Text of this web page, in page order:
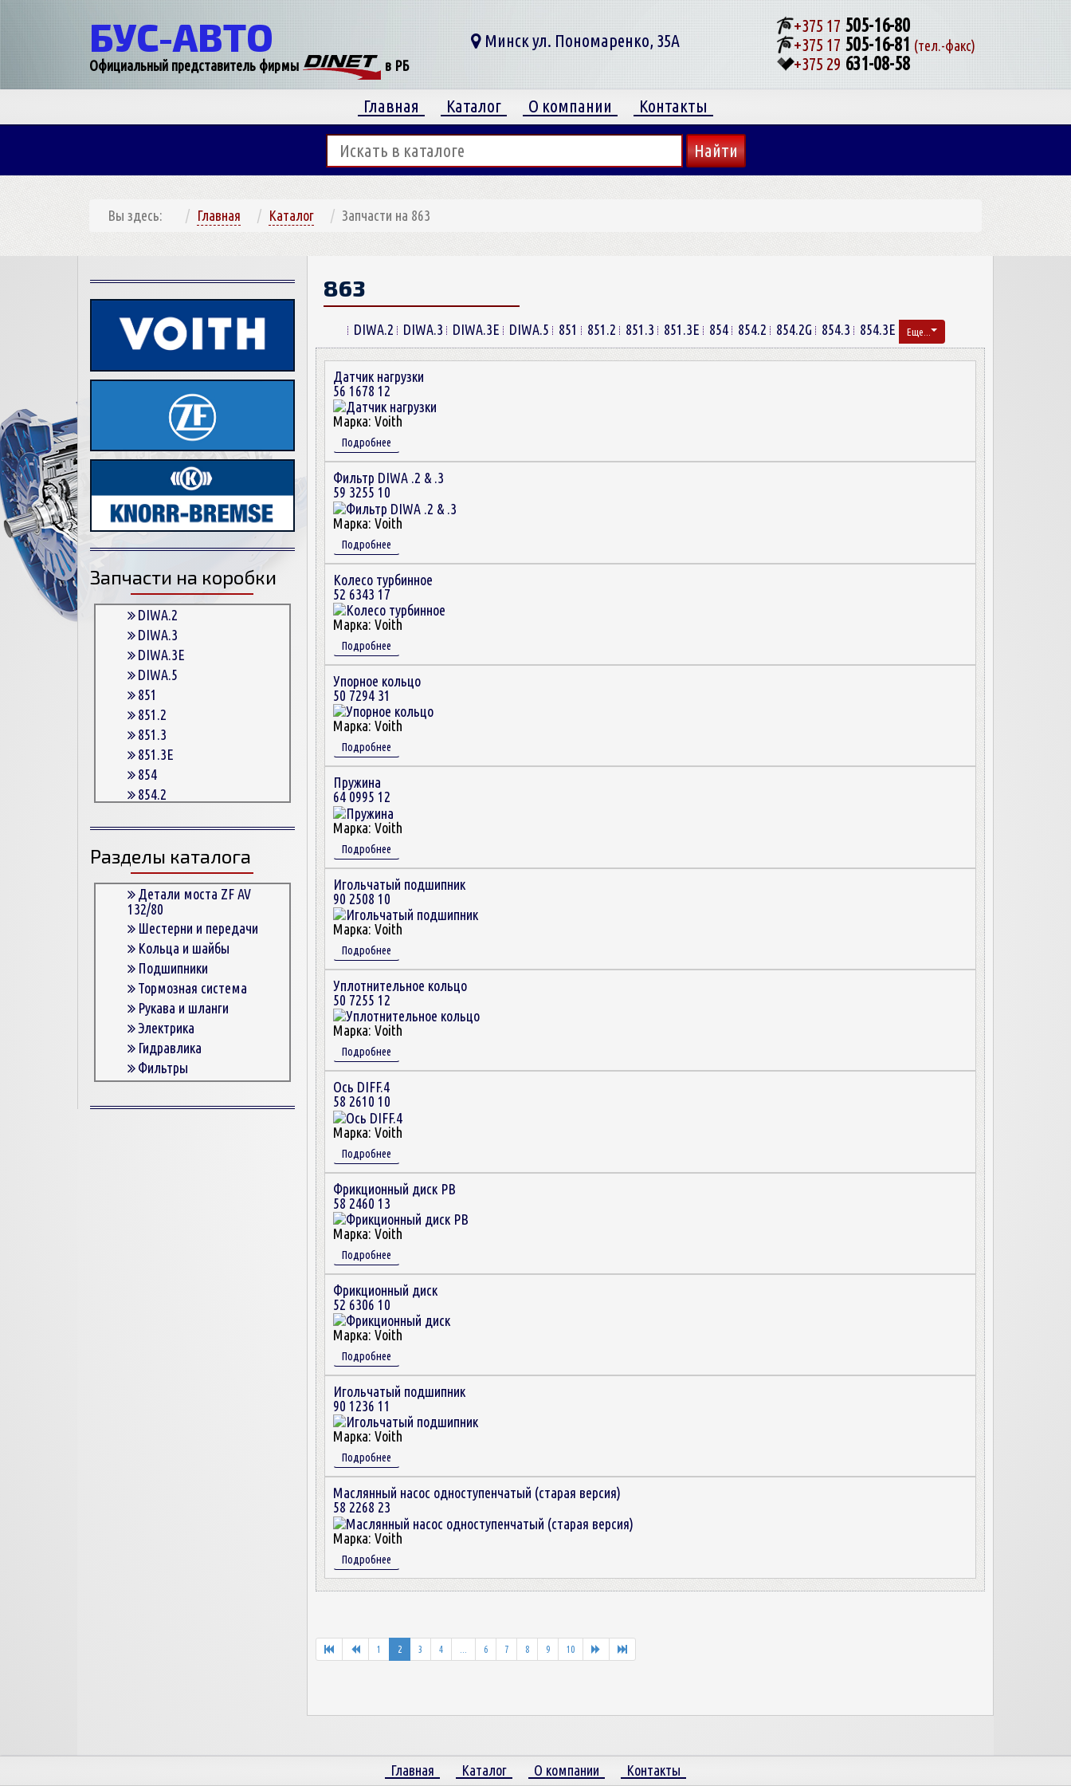
БУС-АВТО
Официальный представитель фирмы в РБ
Минск ул. Пономаренко, 35А
+375 17505-16-80
+375 17 505-16-81 (тел.-факс)
+375 29 631-08-58
Главная Каталог О компании Контакты
Вы здесь: Главная Каталог Запчасти на 863
Запчасти на коробки
DIWA.2
DIWA.3
DIWA.3E
DIWA.5
851
851.2
851.3
851.3E
854
854.2
854.3
854.3E
854.5
863
863.3
863.3E
864.5
Разделы каталога
Детали моста ZF AV
132/80
Шестерни и передачи
Кольца и шайбы
Подшипники
Тормозная система
Рукава и шланги
Электрика
Гидравлика
Фильтры
Корпусные детали
Пружины и болты
863
DIWA.2 DIWA.3 DIWA.3E DIWA.5 851 851.2 851.3 851.3E 854 854.2 854.2G 854.3 854.3E Еще...
Датчик нагрузки
56 1678 12
Марка: Voith
Подробнее
Фильтр DIWA .2 & .3
59 3255 10
Марка: Voith
Подробнее
Колесо турбинное
52 6343 17
Марка: Voith
Подробнее
Упорное кольцо
50 7294 31
Марка: Voith
Подробнее
Пружина
64 0995 12
Марка: Voith
Подробнее
Игольчатый подшипник
90 2508 10
Марка: Voith
Подробнее
Уплотнительное кольцо
50 7255 12
Марка: Voith
Подробнее
Ось DIFF.4
58 2610 10
Марка: Voith
Подробнее
Фрикционный диск РВ
58 2460 13
Марка: Voith
Подробнее
Фрикционный диск
52 6306 10
Марка: Voith
Подробнее
Игольчатый подшипник
90 1236 11
Марка: Voith
Подробнее
Маслянный насос одноступенчатый (старая версия)
58 2268 23
Марка: Voith
Подробнее
1 2 3 4 6 7 8 9 10
Главная Каталог О компании Контакты